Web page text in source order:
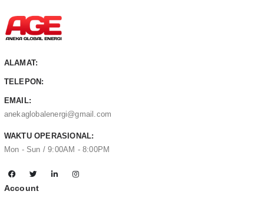
ALAMAT:
TELEPON:
EMAIL:
anekaglobalenergi@gmail.com
WAKTU OPERASIONAL:
Mon - Sun / 9:00AM - 8:00PM
Account